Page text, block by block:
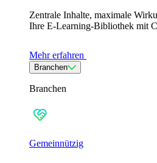
Zentrale Inhalte, maximale
Ihre E-Learning-Bibliothek mit
Mehr erfahren
Branchen
Branchen
Gemeinnützig